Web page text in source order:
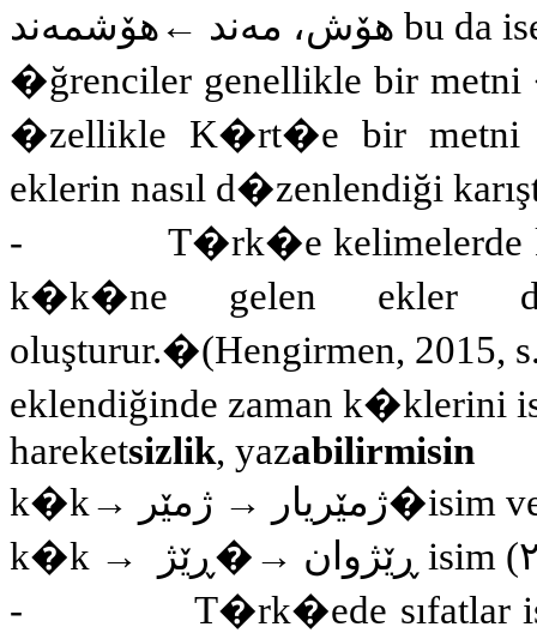
هۆش، مەند ←هۆشمەند bu da
�ğrenciler genellikle bir metni
�zellikle K�rt�e bir
eklerin nasıl d�zenlendiği
-
T�rk�e kelimelerde
k�k�ne gelen ekler
oluşturur.�(Hengirmen, 2015,
eklendiğinde zaman
hareketsizlik, yazabilirmisin
�isim ژمێریار → ژمێر →
k�k
k�k →
ڕێژ� → ڕێژوان isim (
-
T�rk�ede sıfatlar